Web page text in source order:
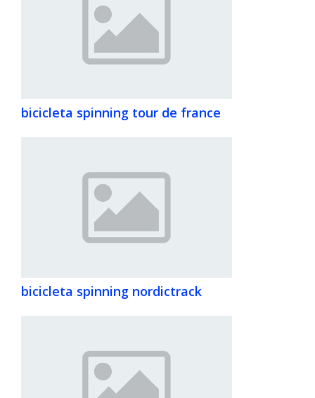
bicicleta spinning tour de france
bicicleta spinning nordictrack